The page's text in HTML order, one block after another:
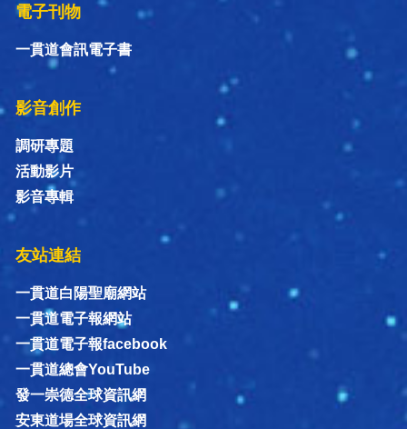
電子刊物
一貫道會訊電子書
影音創作
調研專題
活動影片
影音專輯
友站連結
一貫道白陽聖廟網站
一貫道電子報網站
一貫道電子報facebook
一貫道總會YouTube
發一崇德全球資訊網
安東道場全球資訊網